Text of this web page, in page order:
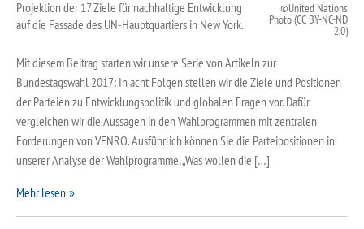
Projektion der 17 Ziele für nachhaltige Entwicklung
auf die Fassade des UN-Hauptquartiers in New York.
United Nations
Photo (CC BY-NC-ND
2.0)
Mit diesem Beitrag starten wir unsere Serie von Artikeln zur
Bundestagswahl 2017: In acht Folgen stellen wir die Ziele und Positionen
der Parteien zu Entwicklungspolitik und globalen Fragen vor. Dafür
vergleichen wir die Aussagen in den Wahlprogrammen mit zentralen
Forderungen von VENRO. Ausführlich können Sie die Parteipositionen in
unserer Analyse der Wahlprogramme, „Was wollen die […]
Mehr lesen